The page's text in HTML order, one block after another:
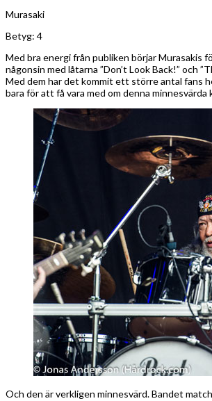
Murasaki
Betyg: 4
Med bra energi från publiken börjar Murasakis
någonsin med låtarna ”Don’t Look Back!” och
Med dem har det kommit ett större antal fans
bara för att få vara med om denna minnesvärda
Och den är verkligen minnesvärd. Bandet